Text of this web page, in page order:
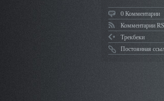
0 Комментарии
Комментарии
Трекбеки
Постоянная